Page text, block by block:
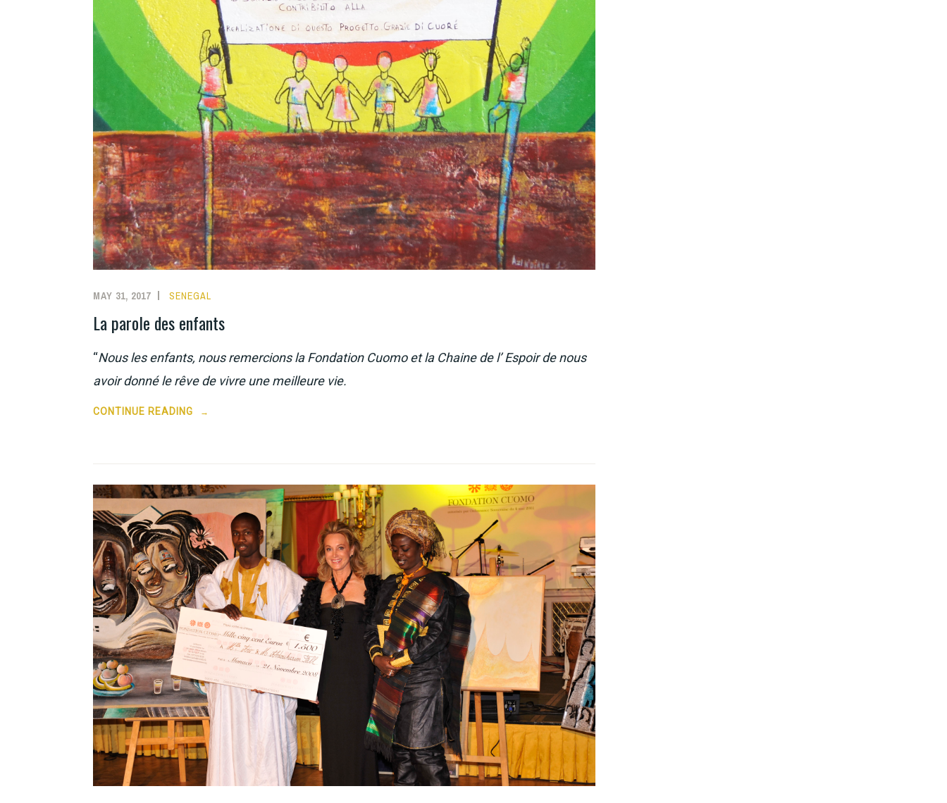
MAY 31, 2017 SENEGAL
La parole des enfants
“Nous les enfants, nous remercions la Fondation Cuomo et la Chaine de l’ Espoir de nous
avoir donné le rêve de vivre une meilleure vie.
CONTINUE READING
“LA
→